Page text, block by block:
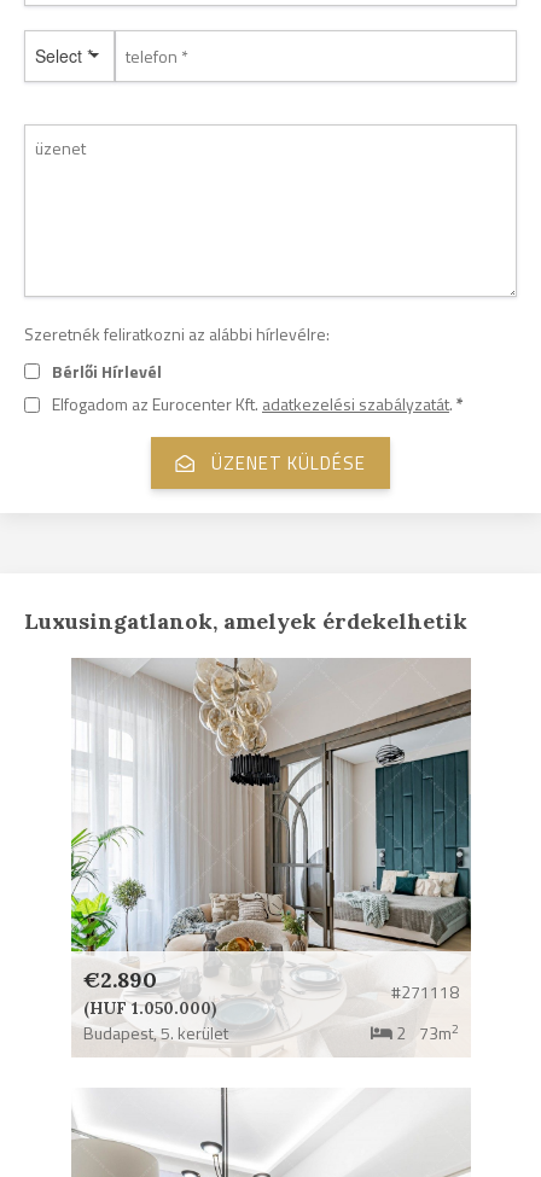
Select *
Szeretnék feliratkozni az alábbi hírlevélre:
Bérlői Hírlevél
Elfogadom az Eurocenter Kft. adatkezelési szabályzatát.*
Luxusingatlanok, amelyek érdekelhetik
€2.890
(HUF 1.050.000)
#271118
Budapest,5. kerület 2 73m2